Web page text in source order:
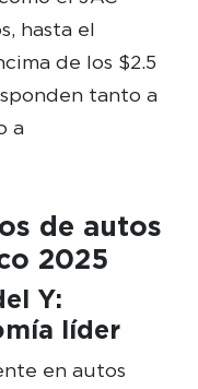
hasta el
de los $2.5
tanto a
a
de autos
2025
Y:
líder
en autos